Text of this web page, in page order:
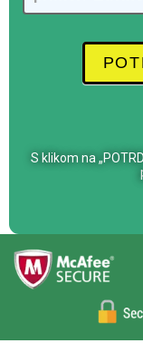
s
c
q
S klikom na